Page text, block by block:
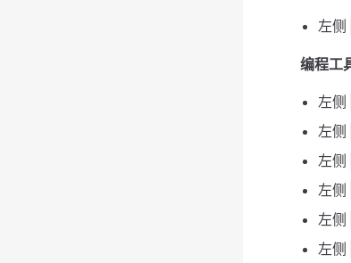
左侧
编程工
左侧
左侧
左侧
左侧
左侧
左侧